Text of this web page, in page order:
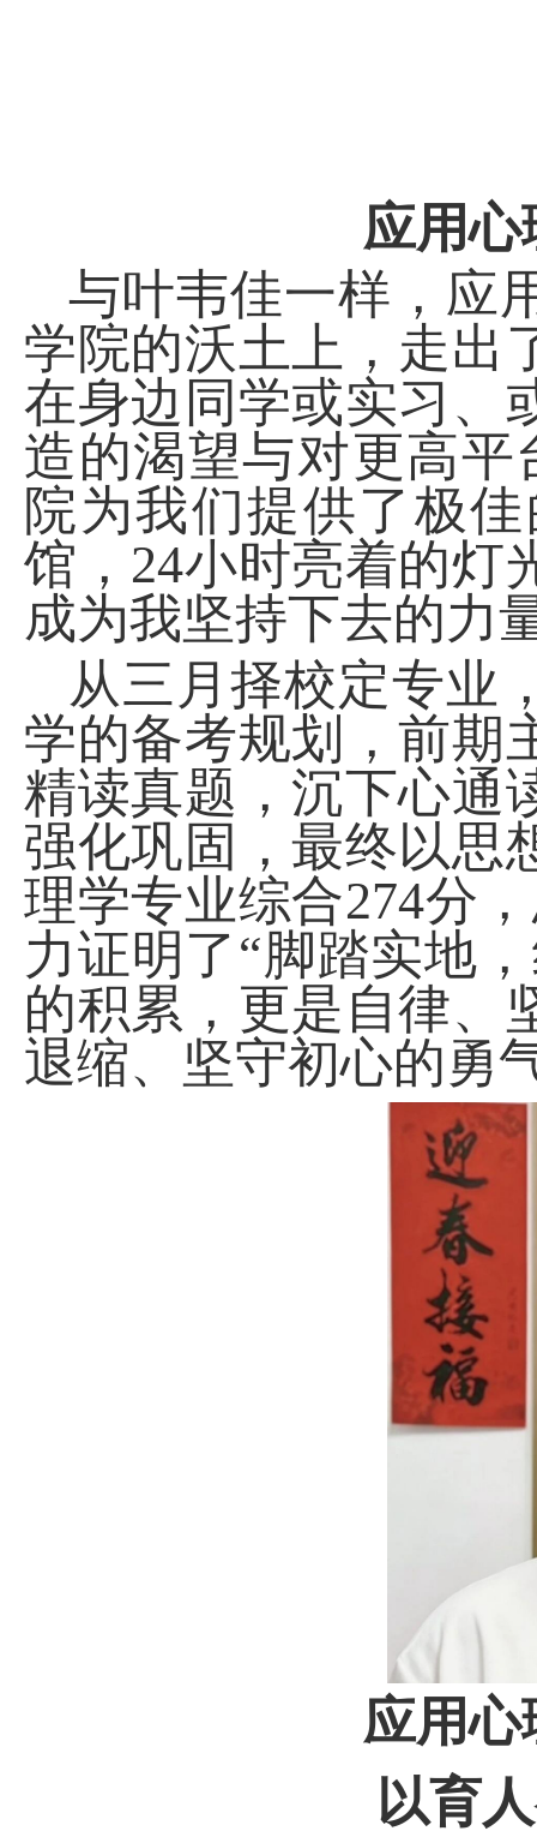
应用心
与叶韦佳一样，应
学院的沃土上，走出
在身边同学或实习、
造的渴望与对更高平
院为我们提供了极
馆， 24小时亮着的灯
成为我坚持下去的力
从三月择校定专业
学的备考规划，前期
精读真题，沉下心通
强化巩固，最终以思
理学专业综合274分
力证明了“脚踏实地
的积累，更是自律、
退缩、坚守初心的勇
应用心
以育